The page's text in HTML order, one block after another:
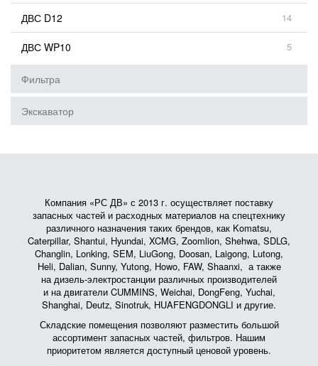
ДВС D12 14
ДВС WP10 5
Фильтра
Экскаватор
Компания «РС ДВ» с 2013 г. осуществляет поставку
запасных частей и расходных материалов на спецтехнику
различного назначения таких брендов, как Komatsu,
Caterpillar, Shantui, Hyundai, XCMG, Zoomlion, Shehwa, SDLG,
Changlin, Lonking, SEM, LiuGong, Doosan, Laigong, Lutong,
Heli, Dalian, Sunny, Yutong, Howo, FAW, Shaanxi, а также
на дизель-электростанции различных производителей
и на двигатели CUMMINS, Weichai, DongFeng, Yuchai,
Shanghai, Deutz, Sinotruk, HUAFENGDONGLI и другие.
Складские помещения позволяют разместить большой
ассортимент запасных частей, фильтров. Нашим
приоритетом является доступный ценовой уровень.